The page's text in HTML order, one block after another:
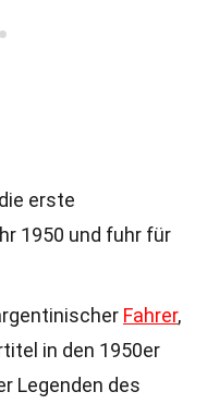
erste
1950 und fuhr für
Fahrer,
in den 1950er
Legenden des